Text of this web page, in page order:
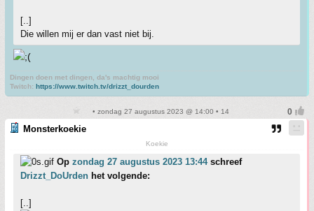
[..]
Die willen mij er dan vast niet bij.
Dingen doen met dingen, da's machtig mooi
Twitch: https://www.twitch.tv/drizzt_dourden
• zondag 27 augustus 2023 @ 14:00 • 14
Monsterkoekie
Koekie
Op zondag 27 augustus 2023 13:44schreef
Drizzt_DoUrden het volgende:
[..]